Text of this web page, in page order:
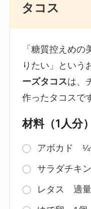
タコス
「糖質控えめ
りたい」という
ーズタコスは、
作ったタコスで
材料（1人分）
アボカド ¼
サラダチキ
レタス 適量